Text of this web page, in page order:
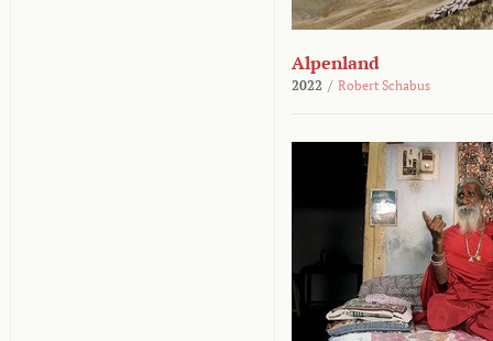
Alpenland
2022 / Robert Schabus